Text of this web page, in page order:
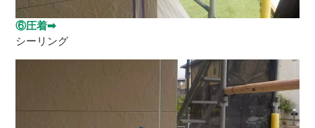
⑥圧着➡
シーリング